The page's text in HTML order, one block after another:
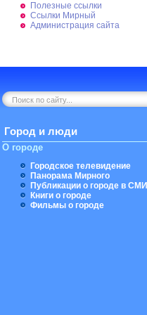
Полезные ссылки
Ссылки Мирный
Администрация сайта
Город и люди
О городе
Городское телевидение
Панорама Мирного
Публикации о городе в СМИ
Книги о городе
Фильмы о городе